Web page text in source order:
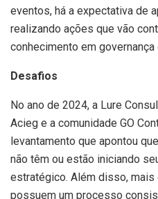
eventos, há a expectativa de
realizando ações que vão
conhecimento em governança
Desafios
No ano de 2024, a Lure
Acieg e a comunidade GO
levantamento que apontou
não têm ou estão iniciando
estratégico. Além disso, mais
possuem um processo